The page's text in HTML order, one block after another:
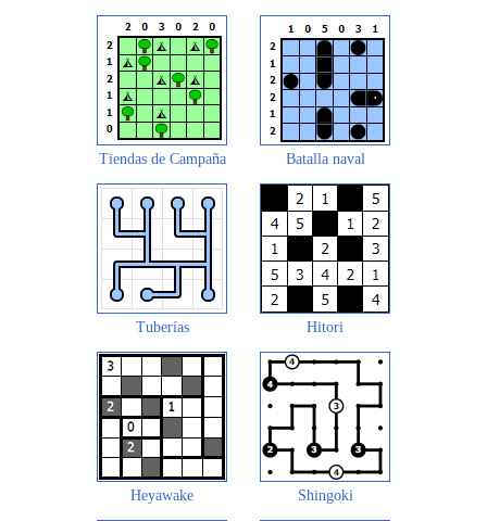
Tiendas de Campaña Batalla naval
Tuberías Hitori
Heyawake Shingoki